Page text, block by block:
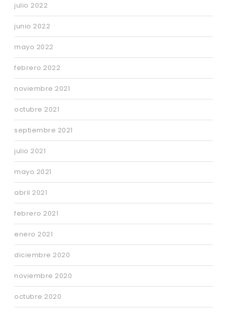
julio 2022
junio 2022
mayo 2022
febrero 2022
noviembre 2021
octubre 2021
septiembre 2021
julio 2021
mayo 2021
abril 2021
febrero 2021
enero 2021
diciembre 2020
noviembre 2020
octubre 2020